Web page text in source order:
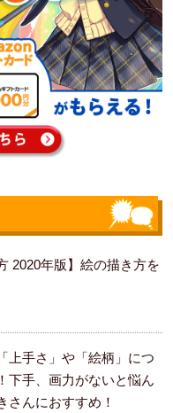
2020年版】絵の描き方を
上手さ」や「絵柄」につ
下手、画力がないと悩ん
さんにおすすめ！